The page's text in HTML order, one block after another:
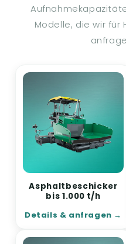
Modelle, die wir für
Asphaltbeschicker
bis 1.000 t/h
Details & anfragen